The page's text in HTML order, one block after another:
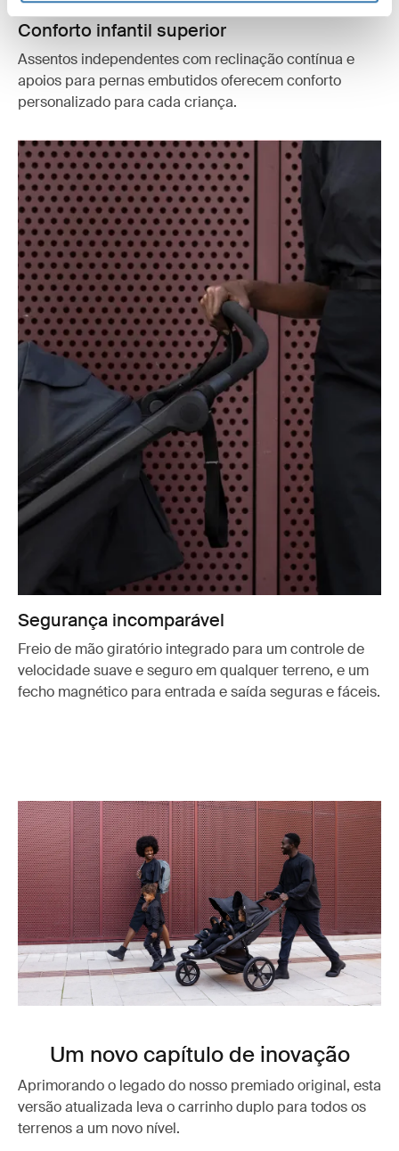
Conforto infantil superior
Assentos independentes com reclinação contínua e
apoios para pernas embutidos oferecem conforto
personalizado para cada criança.
Segurança incomparável
Freio de mão giratório integrado para um controle de
velocidade suave e seguro em qualquer terreno, e um
fecho magnético para entrada e saída seguras e fáceis.
Um novo capítulo de inovação
Aprimorando o legado do nosso premiado original, esta
versão atualizada leva o carrinho duplo para todos os
terrenos a um novo nível.